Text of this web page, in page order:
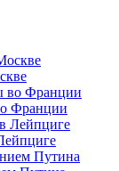
Франции